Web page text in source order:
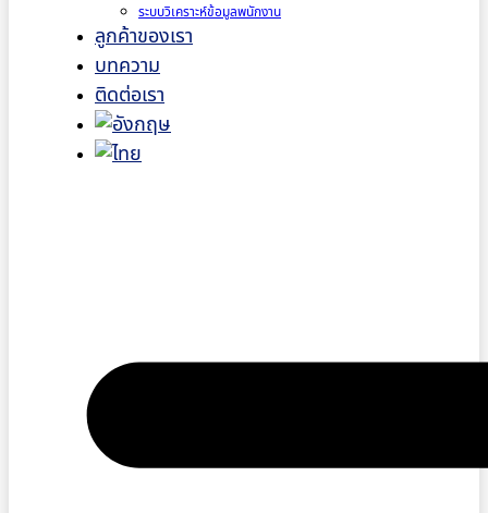
ระบบวิเคราะห์ข้อมูลพนักงาน
ลูกค้าของเรา
บทความ
ติดต่อเรา